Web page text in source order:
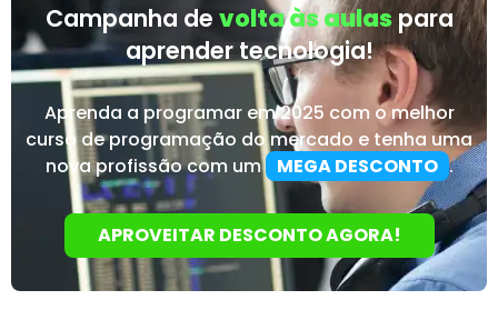
Campanha de volta às aulaspara
aprender tecnologia!
Aprenda a programar em 2025 com o melhor
curso de programação do mercado e tenha uma
nova profissão com um MEGA DESCONTO .
APROVEITAR DESCONTO AGORA!